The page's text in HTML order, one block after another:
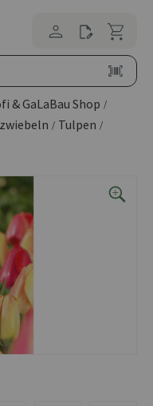
& GaLaBau Shop /
/ Tulpen /